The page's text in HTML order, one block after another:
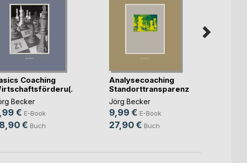
Coaching
Becker
€ E-Book
€ Buch
Analysecoaching
Standorttransparenz
Jörg Becker
9,99 € E-Book
27,90 € Buch